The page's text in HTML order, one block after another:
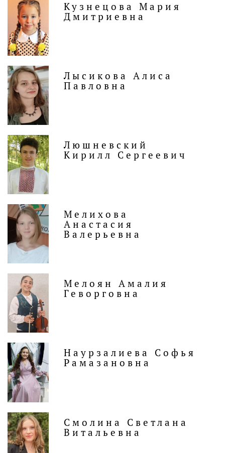
Кузнецова Мария
Дмитриевна
Лысикова Алиса
Павловна
Люшневский
Кирилл Сергеевич
Мелихова
Анастасия
Валерьевна
Мелоян Амалия
Геворговна
Наурзалиева Софья
Рамазановна
Смолина Светлана
Витальевна